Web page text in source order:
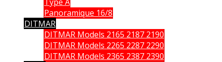
Panoramique 16/8
DITMAR
DITMAR Models 2165 2187 2190
DITMAR Models 2265 2287 2290
DITMAR Models 2365 2387 2390